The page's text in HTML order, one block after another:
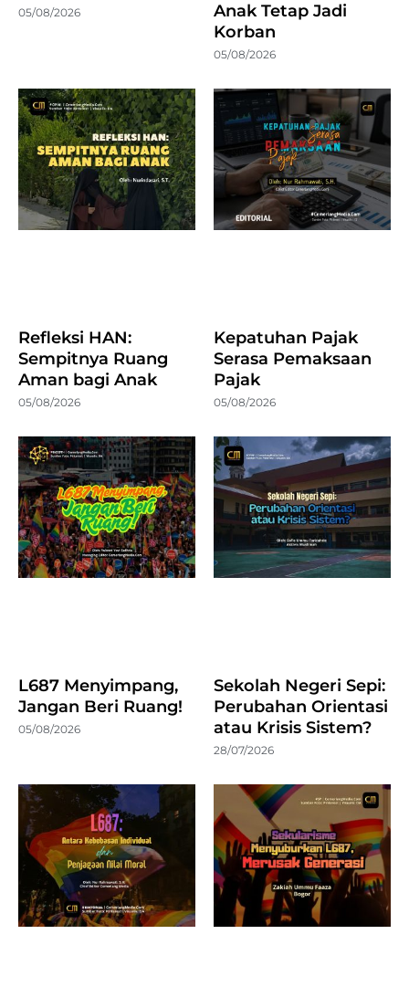
05/08/2026
Anak Tetap Jadi
Korban
05/08/2026
Refleksi HAN:
Sempitnya Ruang
Aman bagi Anak
05/08/2026
Kepatuhan Pajak
Serasa Pemaksaan
Pajak
05/08/2026
L687 Menyimpang,
Jangan Beri Ruang!
05/08/2026
Sekolah Negeri Sepi:
Perubahan Orientasi
atau Krisis Sistem?
28/07/2026